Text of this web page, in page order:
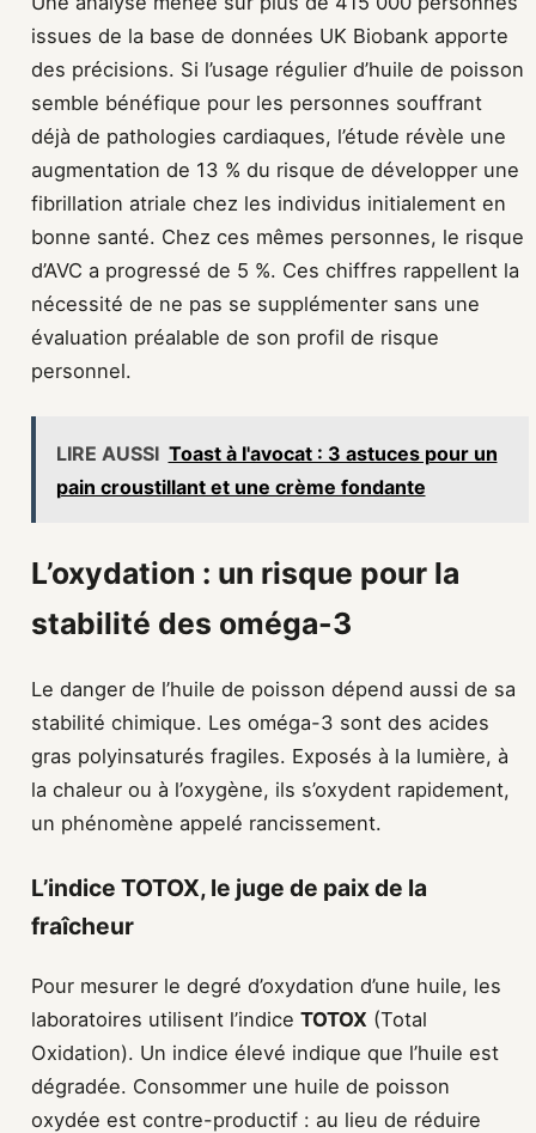
issues de la base de données UK Biobank apporte
des précisions. Si l’usage régulier d’huile de poisson
semble bénéfique pour les personnes souffrant
déjà de pathologies cardiaques, l’étude révèle une
augmentation de 13 % du risque de développer une
fibrillation atriale chez les individus initialement en
bonne santé. Chez ces mêmes personnes, le risque
d’AVC a progressé de 5 %. Ces chiffres rappellent la
nécessité de ne pas se supplémenter sans une
évaluation préalable de son profil de risque
personnel.
LIRE AUSSI Toast à l'avocat : 3 astuces pour un
pain croustillant et une crème fondante
L’oxydation : un risque pour la
stabilité des oméga-3
Le danger de l’huile de poisson dépend aussi de sa
stabilité chimique. Les oméga-3 sont des acides
gras polyinsaturés fragiles. Exposés à la lumière, à
la chaleur ou à l’oxygène, ils s’oxydent rapidement,
un phénomène appelé rancissement.
L’indice TOTOX, le juge de paix de la
fraîcheur
Pour mesurer le degré d’oxydation d’une huile, les
laboratoires utilisent l’indice TOTOX (Total
Oxidation). Un indice élevé indique que l’huile est
dégradée. Consommer une huile de poisson
oxydée est contre-productif : au lieu de réduire